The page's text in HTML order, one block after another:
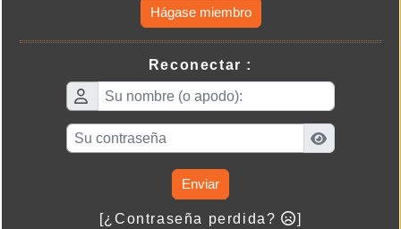
Hágase miembro
Reconectar :
Enviar
[¿Contraseña perdida? ]